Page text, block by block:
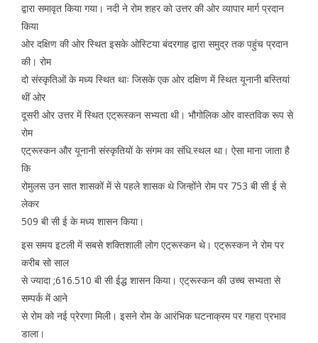
द्वारा समावृत किया गया। नदी ने रोम शहर को उत्तर की ओर व्यापार मार्ग प्रदान
किया
ओर दक्षिण की ओर स्थित इसके ओस्टिया बंदरगाह द्वारा समुद्र तक पहुंच प्रदान
की। रोम
दो संस्कृतिओं के मध्य स्थित थाः जिसके एक ओर दक्षिण में स्थित यूनानी बस्तियां
थीं ओर
दूसरी ओर उत्तर में स्थित एट्रूस्कन सभ्यता थी। भौगोलिक ओर वास्तविक रूप से
रोम
एट्रूस्कन और यूनानी संस्कृतियों के संगम का संधि.स्थल था। ऐसा माना जाता है
कि
रोमुलस उन सात शासकों में से पहले शासक थे जिन्होंने रोम पर 753 बी सी ई से
लेकर
509 बी सी ई के मध्य शासन किया।
इस समय इटली में सबसे शक्तिशाली लोग एट्रूस्कन थे। एट्रूस्कन ने रोम पर
करीब सो साल
से ज्यादा ;616.510 बी सी ईद्ध शासन किया। एट्रूस्कन की उच्च सभ्यता से
सम्पर्क में आने
से रोम को नई प्रेरणा मिली। इसने रोम के आरंभिक घटनाक्रम पर गहरा प्रभाव
डाला।